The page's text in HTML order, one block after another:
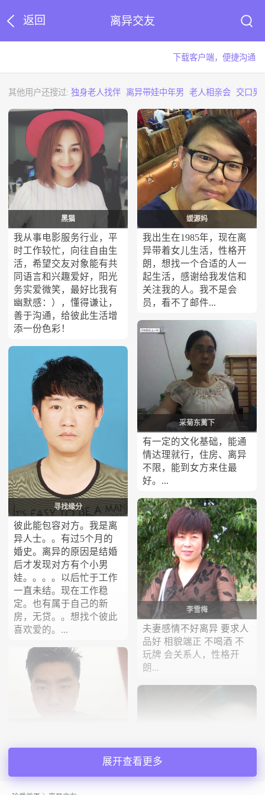
返回 离异交友
下载客户端，便捷沟通
其他用户还搜过:独身老人找伴 离异带娃中年男 老人相亲会 交口男
黑猫
我从事电影服务行业，平
时工作较忙，向往自由生
活，希望交友对象能有共
同语言和兴趣爱好，阳光
务实爱微笑，最好比我有
幽默感：），懂得谦让，
善于沟通，给彼此生活增
添一份色彩！
寻找缘分
彼此能包容对方。我是离
异人士。。有过5个月的
婚史。离异的原因是结婚
后才发现对方有个小男
娃。。。。以后忙于工作
一直未结。现在工作稳
定。也有属于自己的新
房，无贷。。想找个彼此
喜欢爱的。...
执着、乐观，勤奋、努
力，有时像个不懂事的小
媛源妈
我出生在1985年，现在离
异带着女儿生活，性格开
朗，想找一个合适的人一
起生活，感谢给我发信和
关注我的人。我不是会
员，看不了邮件...
采菊东蓠下
有一定的文化基础，能通
情达理就行，住房、离异
不限，能到女方来住最
好。...
李雪梅
夫妻感情不好离异 要求人
品好 相貌端正 不喝酒 不
玩牌 会关系人，性格开
朗...
展开查看更多